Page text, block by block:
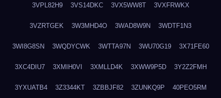
3VPL82H9 3VS14DKC 3VX5WW8T 3VXFRWKX
3VZRTGEK 3W3MHD4O 3WAD8W9N 3WDTF1N3
3WI8G8SN 3WQDYCWK 3WTTA97N 3WU70G19 3X71FE60
3XC4DIU7 3XMIH0VI 3XMLLD4K 3XWW9P5D 3Y2Z2FMH
3YXUATB4 3Z3344KT 3ZBBJF82 3ZUNKQ9P 40PEO5RM